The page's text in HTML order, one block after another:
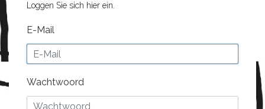
Loggen Sie sich hier ein.
E-Mail
Wachtwoord